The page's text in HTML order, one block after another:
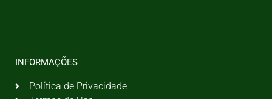
INFORMAÇÕES
Política de Privacidade